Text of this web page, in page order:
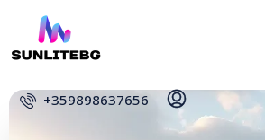
+359898637656